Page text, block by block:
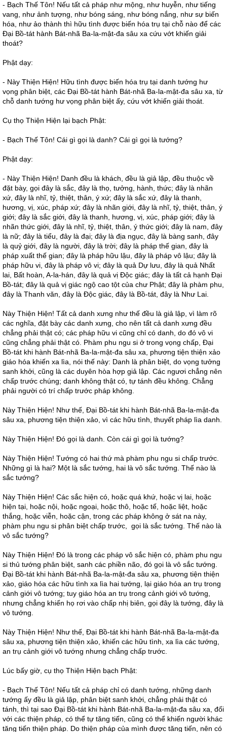
- Bạch Thế Tôn! Nếu tất cả pháp như mộng, như huyễn, như tiếng
vang, như ảnh tượng, như bóng sáng, như bóng nắng, như sự biến
hóa, như ảo thành thì hữu tình được biến hóa trụ tại chỗ nào để các
Đại Bồ-tát hành Bát-nhã Ba-la-mật-đa sâu xa cứu vớt khiến giải
thoát?
Phật dạy:
- Này Thiện Hiện! Hữu tình được biến hóa trụ tại danh tướng hư
vọng phân biệt, các Đại Bồ-tát hành Bát-nhã Ba-la-mật-đa sâu xa, từ
chỗ danh tướng hư vọng phân biệt ấy, cứu vớt khiến giải thoát.
Cụ thọ Thiện Hiện lại bạch Phật:
- Bạch Thế Tôn! Cái gì gọi là danh? Cái gì gọi là tướng?
Phật dạy:
- Này Thiện Hiện! Danh đều là khách, đều là giả lập, đều thuộc về
đặt bày, gọi đây là sắc, đây là thọ, tưởng, hành, thức; đây là nhãn
xứ, đây là nhĩ, tỷ, thiệt, thân, ý xứ; đây là sắc xứ, đây là thanh,
hương, vị, xúc, pháp xứ; đây là nhãn giới, đây là nhĩ, tỷ, thiệt, thân, ý
giới; đây là sắc giới, đây là thanh, hương, vị, xúc, pháp giới; đây là
nhãn thức giới, đây là nhĩ, tỷ, thiệt, thân, ý thức giới; đây là nam, đây
là nữ; đây là tiểu, đây là đại; đây là địa ngục, đây là bàng sanh, đây
là quỷ giới, đây là người, đây là trời; đây là pháp thế gian, đây là
pháp xuất thế gian; đây là pháp hữu lậu, đây là pháp vô lậu; đây là
pháp hữu vi, đây là pháp vô vi; đây là quả Dự lưu, đây là quả Nhất
lai, Bất hoàn, A-la-hán, đây là quả vị Độc giác; đây là tất cả hạnh Đại
Bồ-tát; đây là quả vị giác ngộ cao tột của chư Phật; đây là phàm phu,
đây là Thanh văn, đây là Độc giác, đây là Bồ-tát, đây là Như Lai.
Này Thiện Hiện! Tất cả danh xưng như thế đều là giả lập, vì làm rõ
các nghĩa, đặt bày các danh xưng, cho nên tất cả danh xưng đều
chẳng phải thật có; các pháp hữu vi cũng chỉ có danh, do đó vô vi
cũng chẳng phải thật có. Phàm phu ngu si ở trong vọng chấp, Đại
Bồ-tát khi hành Bát-nhã Ba-la-mật-đa sâu xa, phương tiện thiện xảo
giáo hóa khiến xa lìa, nói thế này: Danh là phân biệt, do vọng tưởng
sanh khởi, cũng là các duyên hòa hợp giả lập. Các ngươi chẳng nên
chấp trước chúng; danh không thật có, tự tánh đều không. Chẳng
phải người có trí chấp trước pháp không.
Này Thiện Hiện! Như thế, Đại Bồ-tát khi hành Bát-nhã Ba-la-mật-đa
sâu xa, phương tiện thiện xảo, vì các hữu tình, thuyết pháp lìa danh.
Này Thiện Hiện! Đó gọi là danh. Còn cái gì gọi là tướng?
Này Thiện Hiện! Tướng có hai thứ mà phàm phu ngu si chấp trước.
Những gì là hai? Một là sắc tướng, hai là vô sắc tướng. Thế nào là
sắc tướng?
Này Thiện Hiện! Các sắc hiện có, hoặc quá khứ, hoặc vị lai, hoặc
hiện tại, hoặc nội, hoặc ngoại, hoặc thô, hoặc tế, hoặc liệt, hoặc
thắng, hoặc viễn, hoặc cận, trong các pháp không ở sát na này,
phàm phu ngu si phân biệt chấp trước, gọi là sắc tướng. Thế nào là
vô sắc tướng?
Này Thiện Hiện! Đó là trong các pháp vô sắc hiện có, phàm phu ngu
si thủ tướng phân biệt, sanh các phiền não, đó gọi là vô sắc tướng.
Đại Bồ-tát khi hành Bát-nhã Ba-la-mật-đa sâu xa, phương tiện thiện
xảo, giáo hóa các hữu tình xa lìa hai tướng, lại giáo hóa an trụ trong
cảnh giới vô tướng; tuy giáo hóa an trụ trong cảnh giới vô tướng,
nhưng chẳng khiến họ rơi vào chấp nhị biên, gọi đây là tướng, đây là
vô tướng.
Này Thiện Hiện! Như thế, Đại Bồ-tát khi hành Bát-nhã Ba-la-mật-đa
sâu xa, phương tiện thiện xảo, khiến các hữu tình, xa lìa các tướng,
an trụ cảnh giới vô tướng nhưng chẳng chấp trước.
Lúc bấy giờ, cụ thọ Thiện Hiện bạch Phật:
- Bạch Thế Tôn! Nếu tất cả pháp chỉ có danh tướng, những danh
tướng ấy đều là giả lập, phân biệt sanh khởi, chẳng phải thật có
tánh, thì tại sao Đại Bồ-tát khi hành Bát-nhã Ba-la-mật-đa sâu xa, đối
với các thiện pháp, có thể tự tăng tiến, cũng có thể khiến người khác
tăng tiến thiện pháp. Do thiện pháp của mình được tăng tiến, nên có